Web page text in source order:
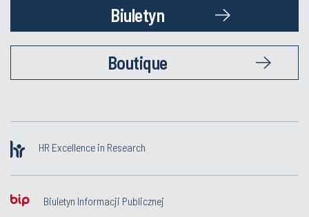
Biuletyn
Boutique
HR Excellence in Research
Biuletyn Informacji Publicznej